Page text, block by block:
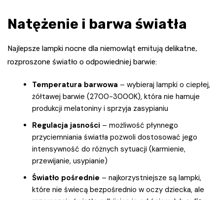
Natężenie i barwa światła
Najlepsze lampki nocne dla niemowląt emitują delikatne,
rozproszone światło o odpowiedniej barwie:
Temperatura barwowa – wybieraj lampki o ciepłej,
żółtawej barwie (2700-3000K), która nie hamuje
produkcji melatoniny i sprzyja zasypianiu
Regulacja jasności – możliwość płynnego
przyciemniania światła pozwoli dostosować jego
intensywność do różnych sytuacji (karmienie,
przewijanie, usypianie)
Światło pośrednie – najkorzystniejsze są lampki,
które nie świecą bezpośrednio w oczy dziecka, ale